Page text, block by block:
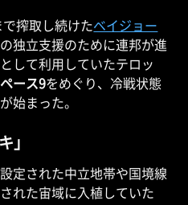
搾取し続けたベイジョー
独立支援のために連邦が進
して利用していたテロッ
ース9をめぐり、冷戦状態
始まった。
」
定された中立地帯や国境線
れた宙域に入植していた